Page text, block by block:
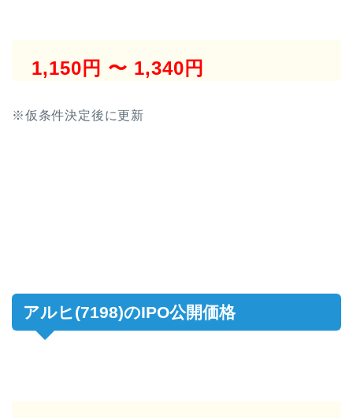
1,150円 〜 1,340円
※仮条件決定後に更新
アルヒ(7198)のIPO公開価格